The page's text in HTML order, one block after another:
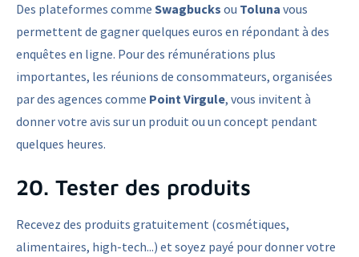
Des plateformes comme Swagbucks ou Toluna vous
permettent de gagner quelques euros en répondant à des
enquêtes en ligne. Pour des rémunérations plus
importantes, les réunions de consommateurs, organisées
par des agences comme Point Virgule, vous invitent à
donner votre avis sur un produit ou un concept pendant
quelques heures.
20. Tester des produits
Recevez des produits gratuitement (cosmétiques,
alimentaires, high-tech...) et soyez payé pour donner votre